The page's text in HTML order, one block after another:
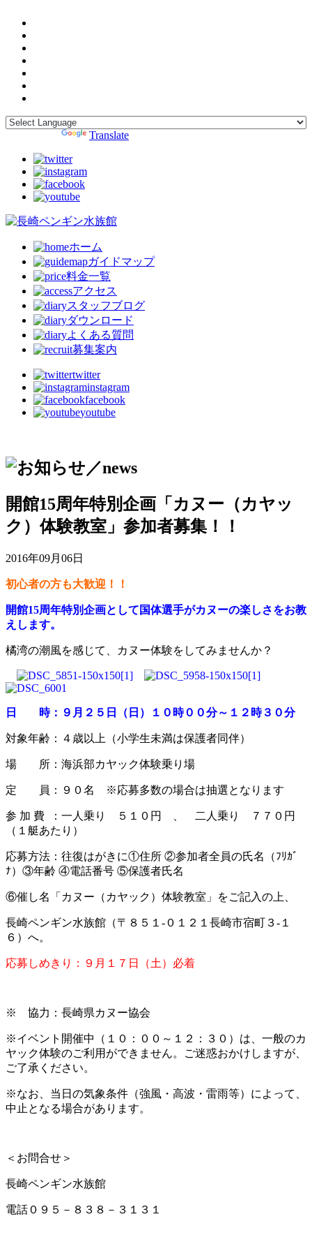
Translate
ホーム
ガイドマップ
料金一覧
アクセス
スタッフブログ
ダウンロード
よくある質問
募集案内
twitter
instagram
facebook
youtube
開館15周年特別企画「カヌー（カヤッ
ク）体験教室」参加者募集！！
2016年09月06日
初心者の方も大歓迎！！
開館15周年特別企画として国体選手がカヌーの楽しさをお教
えします。
橘湾の潮風を感じて、カヌー体験をしてみませんか？
日 時：９月２５日（日）１０時００分～１２時３０分
対象年齢：４歳以上（小学生未満は保護者同伴）
場 所：海浜部カヤック体験乗り場
定 員：９０名 ※応募多数の場合は抽選となります
参 加 費 ：一人乗り ５１０円 、 二人乗り ７７０円
（１艇あたり）
応募方法：往復はがきに①住所 ②参加者全員の氏名（ﾌﾘｶﾞ
ﾅ）③年齢 ④電話番号 ⑤保護者氏名
⑥催し名「カヌー（カヤック）体験教室」をご記入の上、
長崎ペンギン水族館（〒８５１-０１２１長崎市宿町３-１
６）へ。
応募しめきり：９月１７日（土）必着
※ 協力：長崎県カヌー協会
※イベント開催中（１０：００～１２：３０）は、一般のカ
ヤック体験のご利用ができません。ご迷惑おかけしますが、
ご了承ください。
※なお、当日の気象条件（強風・高波・雷雨等）によって、
中止となる場合があります。
＜お問合せ＞
長崎ペンギン水族館
電話０９５－８３８－３１３１